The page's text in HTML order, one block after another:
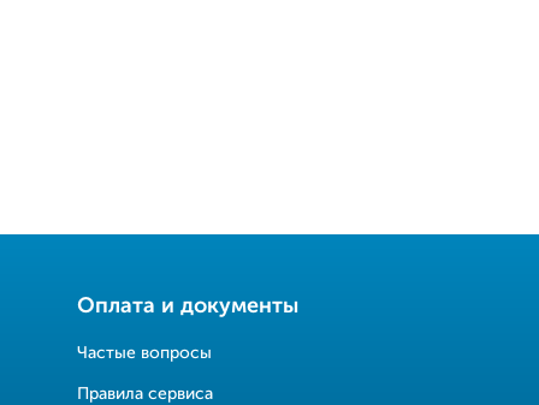
Оплата и документы
Частые вопросы
Правила сервиса